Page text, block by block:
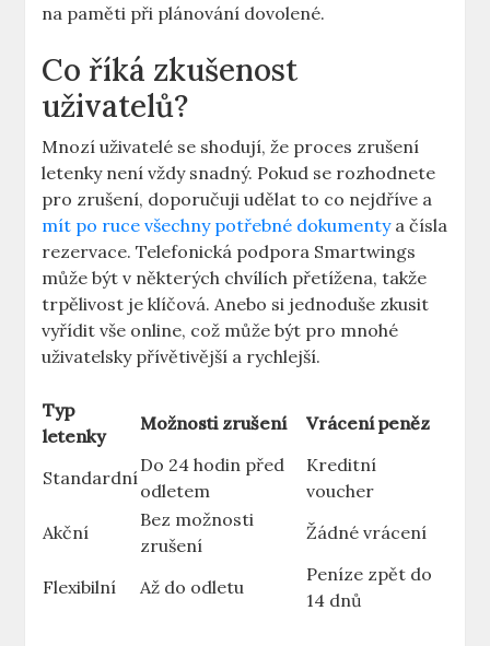
na paměti při plánování dovolené.
Co říká zkušenost
uživatelů?
Mnozí uživatelé se shodují, že proces zrušení
letenky není vždy snadný. Pokud se rozhodnete
pro zrušení, doporučuji udělat to co nejdříve a
mít po ruce všechny potřebné dokumentya čísla
rezervace. Telefonická podpora Smartwings
může být v některých chvílích přetížena, takže
trpělivost je klíčová. Anebo si jednoduše zkusit
vyřídit vše online, což může být pro mnohé
uživatelsky přívětivější a rychlejší.
Typ
letenky
Možnosti zrušení Vrácení peněz
Standardní
Do 24 hodin před
odletem
Kreditní
voucher
Akční
Bez možnosti
zrušení
Žádné vrácení
Flexibilní Až do odletu
Peníze zpět do
14 dnů